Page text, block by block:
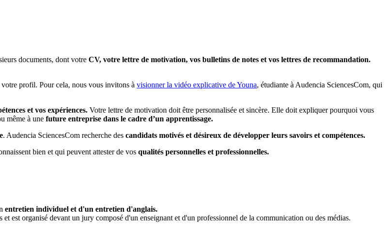
documents, dont votre CV, votre lettre de motivation, vos bulletins de notes et vos lettres de recommandation.
profil. Pour cela, nous vous invitons à visionner la vidéo explicative de Youna, étudiante à Audencia SciencesCom, qui
et vos expériences. Votre lettre de motivation doit être personnalisée et sincère. Elle doit expliquer pourquoi vous
même à une future entreprise dans le cadre d’un apprentissage.
. Audencia SciencesCom recherche des candidats motivés et désireux de développer leurs savoirs et compétences.
bien et qui peuvent attester de vos qualités personnelles et professionnelles.
entretien individuel et d'un entretien d'anglais.
est organisé devant un jury composé d'un enseignant et d'un professionnel de la communication ou des médias.